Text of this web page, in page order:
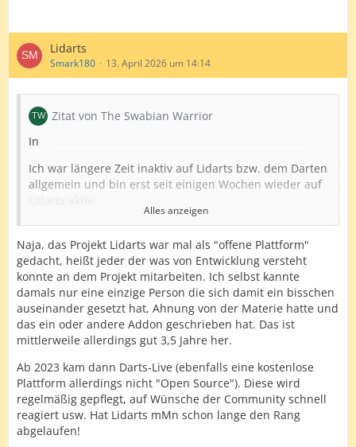
bestens aufgehoben. Wo hat man sonst die Chance
auch mal gegen eine PDC-Profi anzutreten?
LG
RoadRunR
Lidarts
Smark180 13. April 2026 um 14:14
Zitat von The Swabian Warrior
In
Ich war längere Zeit inaktiv auf Lidarts bzw. dem Darten
allgemein und bin erst seit einigen Wochen wieder auf
Mit ist auch schon aufgefallen das die
Teilnehmeranzahl sehr gering ist im Vergleich zu
"damals" - gestern Abend zur prime Time gerade mal 55
Leute Online gewesen. Vllt war es aber auch nur Zufall...
Hab ich was verpasst?
Ich finde Lidarts eigentlich eine gute Plattform zum
darten.
Grüße
Alles anzeigen
Naja, das Projekt Lidarts war mal als "offene Plattform"
gedacht, heißt jeder der was von Entwicklung versteht
konnte an dem Projekt mitarbeiten. Ich selbst kannte
damals nur eine einzige Person die sich damit ein bisschen
auseinander gesetzt hat, Ahnung von der Materie hatte und
das ein oder andere Addon geschrieben hat. Das ist
mittlerweile allerdings gut 3,5 Jahre her.
Ab 2023 kam dann Darts-Live (ebenfalls eine kostenlose
Plattform allerdings nicht "Open Source"). Diese wird
regelmäßig gepflegt, auf Wünsche der Community schnell
reagiert usw. Hat Lidarts mMn schon lange den Rang
abgelaufen!